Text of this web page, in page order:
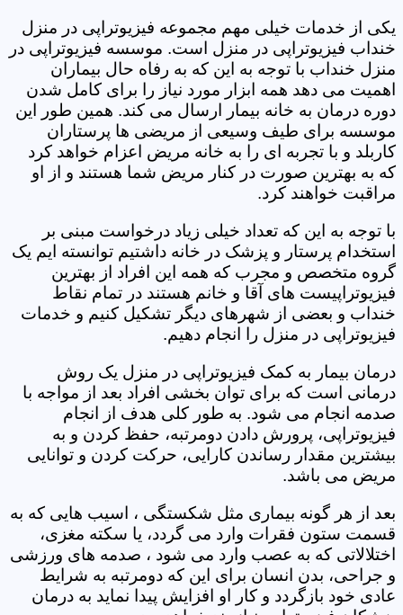
یکی از خدمات خیلی مهم مجموعه فیزیوتراپی در منزل
خنداب فیزیوتراپی در منزل است. موسسه فیزیوتراپی در
منزل خنداب با توجه به این که به رفاه حال بیماران
اهمیت می دهد همه ابزار مورد نیاز را برای کامل شدن
دوره درمان به خانه بیمار ارسال می کند. همین طور این
موسسه برای طیف وسیعی از مریضی ها پرستاران
کاربلد و با تجربه ای را به خانه مریض اعزام خواهد کرد
که به بهترین صورت در کنار مریض شما هستند و از او
مراقبت خواهند کرد.
با توجه به این که تعداد خیلی زیاد درخواست مبنی بر
استخدام پرستار و پزشک در خانه داشتیم توانسته ایم یک
گروه متخصص و مجرب که همه این افراد از بهترین
فیزیوتراپیست های آقا و خانم هستند در تمام نقاط
خنداب و بعضی از شهرهای دیگر تشکیل کنیم و خدمات
فیزیوتراپی در منزل را انجام دهیم.
درمان بیمار به کمک فیزیوتراپی در منزل یک روش
درمانی است که برای توان بخشی افراد بعد از مواجه با
صدمه انجام می شود. به طور کلی هدف از انجام
فیزیوتراپی، پرورش دادن دومرتبه، حفظ کردن و به
بیشترین مقدار رساندن کارایی، حرکت کردن و توانایی
مریض می باشد.
بعد از هر گونه بیماری مثل شکستگی ، اسیب هایی که به
قسمت ستون فقرات وارد می گردد، یا سکته مغزی،
اختلالاتی که به عصب وارد می شود ، صدمه های ورزشی
و جراحی، بدن انسان برای این که دومرتبه به شرایط
عادی خود بازگردد و کار او افزایش پیدا نماید به درمان